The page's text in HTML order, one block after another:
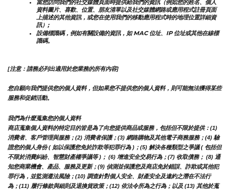
當您訪問我們的社交媒體頁面時提供給我們的資訊（例如您的姓名、個人
資料圖片、喜歡、位置、朋友清單以及社交媒體網路或應用程式註冊頁面
上描述的其他資訊，或您在使用我們的移動應用程式時的地理位置詳細資
訊）;
設備標識碼，例如有關設備的資訊，如 MAC 位址、IP 位址或其他在線標
識碼。
[注意：請務必列出適用於您業務的所有內容]
您自願向我們提供您的個人資料，但如果您不提供您的個人資料，則可能無法獲得某些
服務和促銷活動。
我們為什麼蒐集您的個人資料
商店蒐集個人資料的特定目的皆是為了向您提供商品或服務，包括但不限於提供：(1)
消費者、客戶管理與服務；(2) 消費者保護；(3) 網路購物及其他電子商務服務；(4) 驗
證您的個人身份 ( 如以保護您免於詐欺等犯罪行為 )；(5) 解決各種類型之爭議 ( 包括但
不限於消費糾紛、智慧財產權爭議等 )； (6) 增進安全交易行為；(7) 收取債務； (8) 通
知您商業機會、產品、服務及更新；(9) 偵測並保護您及商店免於錯誤、詐欺或其他犯
罪行為，並監測遵法風險；(10) 調查針對個人安全、財產安全及違約之潛在不法行
為；(11) 履行條款與細則及退換貨政策；(12) 依法令所為之行為；以及 (13) 其他於蒐